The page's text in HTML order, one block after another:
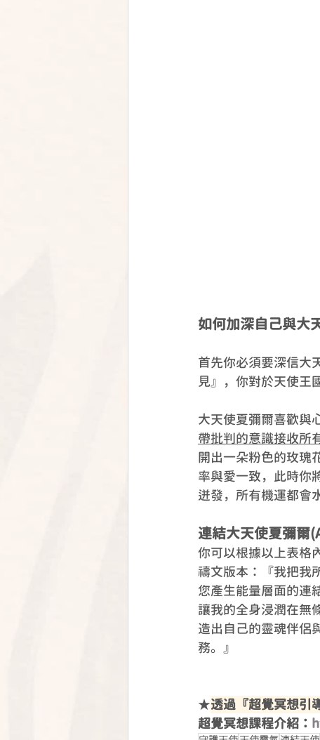
如何加深自己與大
首先你必須要深信大
見』，你對於天使王
大天使夏彌爾喜歡與
帶批判的意識接收所
開出一朵粉色的玫瑰
率與愛一致，此時你
迸發，所有機運都會
連結大天使夏彌爾
你可以根據以上表格
禱文版本：『我把我
您產生能量層面的連
讓我的全身浸潤在無
造出自己的靈魂伴侶
務。』
★透過『超覺冥想引
超覺冥想課程介紹：